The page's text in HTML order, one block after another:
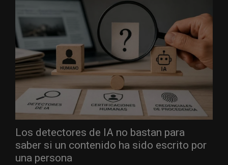
Los detectores de IA no bastan para
saber si un contenido ha sido escrito por
una persona